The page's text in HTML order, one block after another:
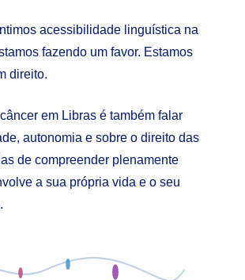
acessibilidade linguística na
fazendo um favor. Estamos
direito.
em Libras é também falar
autonomia e sobre o direito das
de compreender plenamente
a sua própria vida e o seu